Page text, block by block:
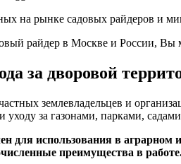
на рынке садовых райдеров и
райдер в Москве и России, Вы
за дворовой
землевладельцев и
за газонами, парками,
для использования в
преимущества в